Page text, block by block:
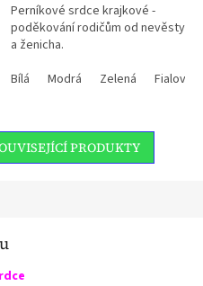
Perníkové srdce krajkové -
poděkování rodičům od nevěsty
a ženicha.
Bílá
Modrá Zelená Fialová
PRODUKTY